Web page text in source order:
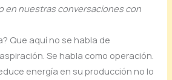
en nuestras conversaciones con
Que aquí no se habla de
Se habla como operación.
energía en su producción no lo